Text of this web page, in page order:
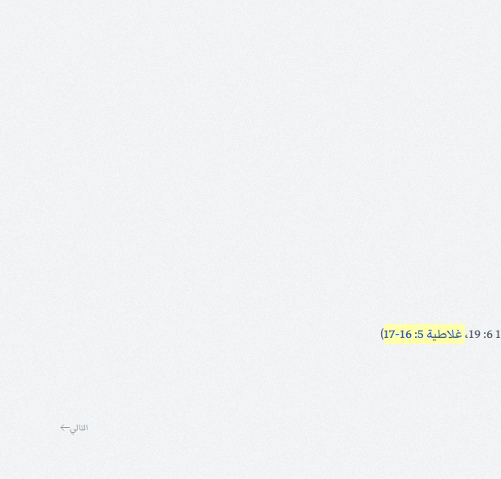
غلاطية 5: 16-17 )
التالي